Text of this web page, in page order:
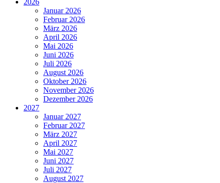
Januar 2026
Februar 2026
März 2026
April 2026
Mai 2026
Juni 2026
Juli 2026
August 2026
Oktober 2026
November 2026
Dezember 2026
2027
Januar 2027
Februar 2027
März 2027
April 2027
Mai 2027
Juni 2027
Juli 2027
August 2027